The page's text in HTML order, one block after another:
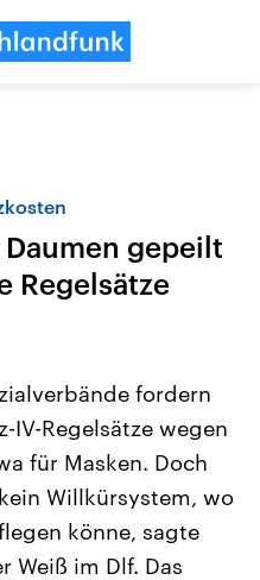
aus
Aktuelle Beiträge,
Hintergründe
Wirtschaftlich und
gehören die Vereinigten
den mächtigsten Ländern
mit großem Einfluss auf
aktuelle Weltgeschehen.
gepeilt
Regelsätze
fordern
IV-Regelsätze wegen
für Masken. Doch
Willkürsystem, wo
könne, sagte
Weiß im Dlf. Das